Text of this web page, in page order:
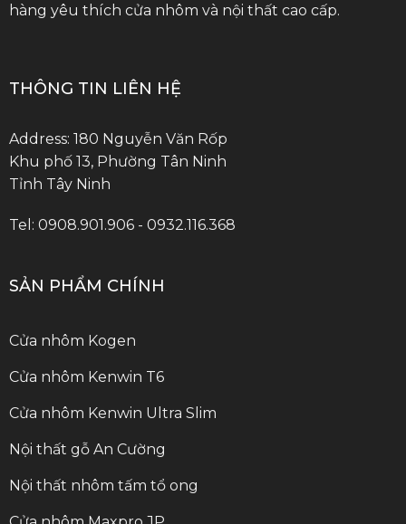
hàng yêu thích cửa nhôm và nội thất cao cấp.
THÔNG TIN LIÊN HỆ
Address: 180 Nguyễn Văn Rốp
Khu phố 13, Phường Tân Ninh
Tỉnh Tây Ninh
Tel: 0908.901.906 - 0932.116.368
SẢN PHẨM CHÍNH
Cửa nhôm Kogen
Cửa nhôm Kenwin T6
Cửa nhôm Kenwin Ultra Slim
Nội thất gỗ An Cường
Nội thất nhôm tấm tổ ong